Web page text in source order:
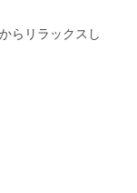
らリラックスし